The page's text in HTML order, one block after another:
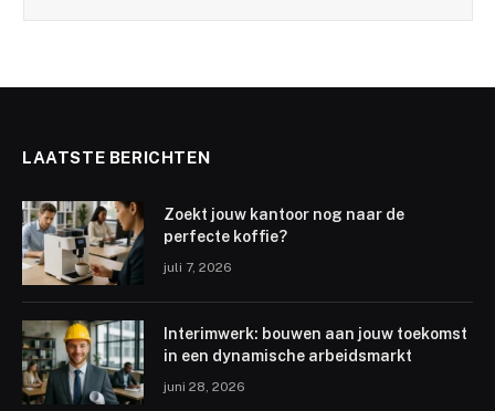
LAATSTE BERICHTEN
Zoekt jouw kantoor nog naar de
perfecte koffie?
juli 7, 2026
Interimwerk: bouwen aan jouw toekomst
in een dynamische arbeidsmarkt
juni 28, 2026